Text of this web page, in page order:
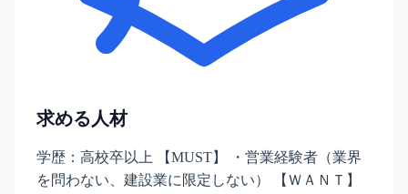
求める人材
学歴：高校卒以上 【MUST】 ・営業経験者（業界
を問わない、建設業に限定しない） 【ＷＡＮＴ】